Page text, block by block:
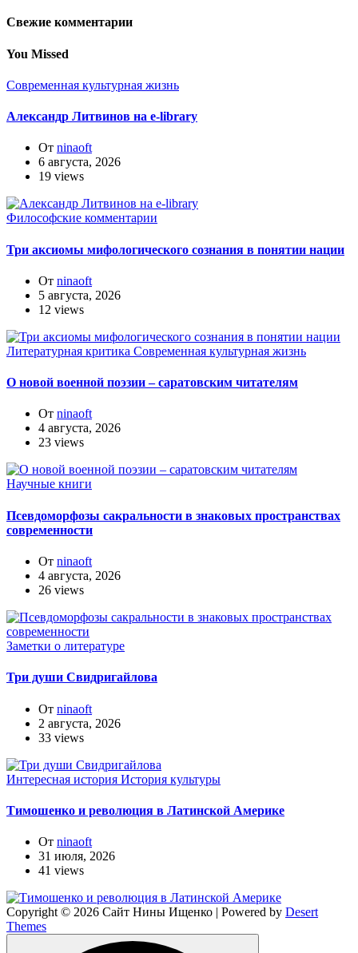
Свежие комментарии
You Missed
Современная культурная жизнь
Александр Литвинов на e-library
От ninaoft
6 августа, 2026
19 views
Философские комментарии
Три аксиомы мифологического сознания в понятии нации
От ninaoft
5 августа, 2026
12 views
Литературная критика Современная культурная жизнь
О новой военной поэзии – саратовским читателям
От ninaoft
4 августа, 2026
23 views
Научные книги
Псевдоморфозы сакральности в знаковых пространствах
современности
От ninaoft
4 августа, 2026
26 views
Заметки о литературе
Три души Свидригайлова
От ninaoft
2 августа, 2026
33 views
Интересная история История культуры
Тимошенко и революция в Латинской Америке
От ninaoft
31 июля, 2026
41 views
Copyright © 2026 Сайт Нины Ищенко | Powered by Desert
Themes